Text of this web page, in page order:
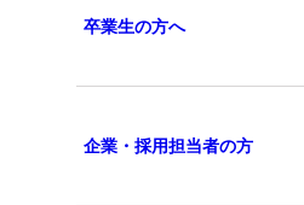
卒業生の方へ
企業・採用担当者の方